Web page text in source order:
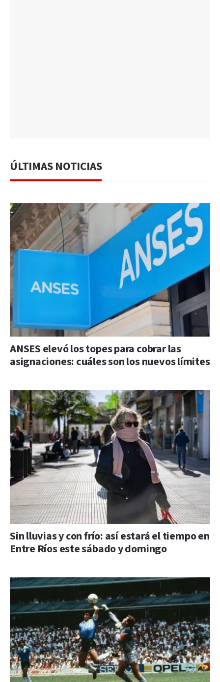
ÚLTIMAS NOTICIAS
ANSES elevó los topes para cobrar las
asignaciones: cuáles son los nuevos límites
Sin lluvias y con frío: así estará el tiempo en
Entre Ríos este sábado y domingo